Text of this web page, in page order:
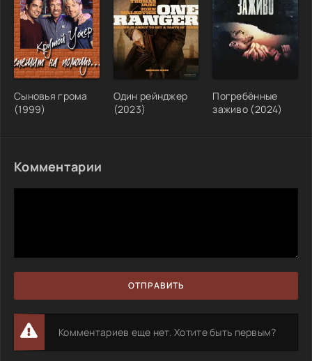
Сыновья грома
(1999)
Один рейнджер
(2023)
Погребённые
заживо (2024)
Комментарии
ОТПРАВИТЬ
Комментариев еще нет. Хотите быть первым?